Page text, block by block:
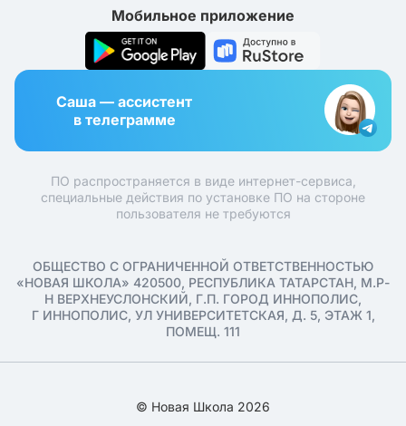
Мобильное приложение
Саша — ассистент
в телеграмме
ПО распространяется в виде интернет-сервиса,
специальные действия по установке ПО на стороне
пользователя не требуются
ОБЩЕСТВО С ОГРАНИЧЕННОЙ ОТВЕТСТВЕННОСТЬЮ
«НОВАЯ ШКОЛА» 420500, РЕСПУБЛИКА ТАТАРСТАН, М.Р-
Н ВЕРХНЕУСЛОНСКИЙ, Г.П. ГОРОД ИННОПОЛИС,
Г ИННОПОЛИС, УЛ УНИВЕРСИТЕТСКАЯ, Д. 5, ЭТАЖ 1,
ПОМЕЩ. 111
© Новая Школа 2026